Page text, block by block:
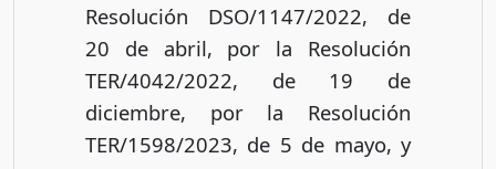
Resolución DSO/1147/2022, de
20 de abril, por la Resolución
TER/4042/2022, de 19 de
diciembre, por la Resolución
TER/1598/2023, de 5 de mayo, y